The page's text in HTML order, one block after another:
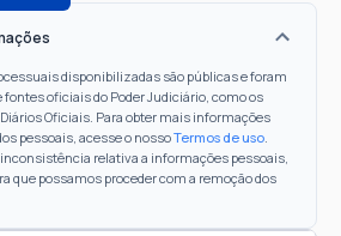
disponibilizadas são públicas e foram
oficiais do Poder Judiciário, como os
Oficiais. Para obter mais informações
pessoais, acesse o nossoTermos de uso.
relativa a informações pessoais,
que possamos proceder com a remoção dos